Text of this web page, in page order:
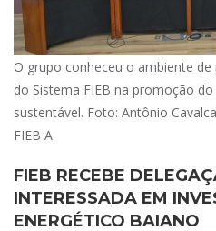
O grupo conheceu o ambiente
do Sistema FIEB na promoção
sustentável. Foto: Antônio
FIEB A
FIEB RECEBE
INTERESSADA EM
ENERGÉTICO BAIANO